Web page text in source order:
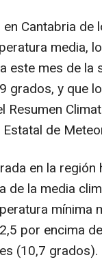
Cantabria de
media,
este mes de la
grados, y que
Resumen
de
en la región
de la media
mínima
por encima
(10,7 grados).